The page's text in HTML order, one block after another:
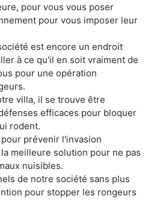
pour vous vous poser
pour vous imposer leur
est encore un endroit
à ce qu'il en soit vraiment de
pour une opération
villa, il se trouve être
efficaces pour bloquer
rodent.
prévenir l'invasion
meilleure solution pour ne pas
nuisibles.
de notre société sans plus
pour stopper les rongeurs